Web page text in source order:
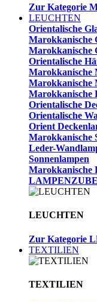
Zur Kategorie
LEUCHTEN
Orientalische
Marokkanische
Marokkanische
Orientalische
Marokkanische
Marokkanische
Marokkanische
Orientalische
Orientalische
Orient
Marokkanische
Leder-
Sonnenlampen
Marokkanische
LEUCHTEN
Zur Kategorie
TEXTILIEN
TEXTILIEN